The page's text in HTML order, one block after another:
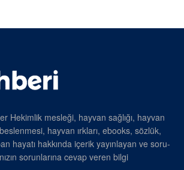
Hekimlik mesleği, hayvan sağlığı, hayvan
hayvan ırkları, ebooks, sözlük,
hayatı hakkında içerik yayınlayan ve soru-
sorunlarına cevap veren bilgi